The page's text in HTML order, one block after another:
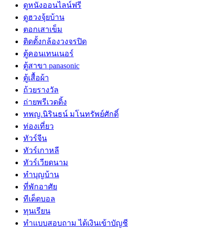
ดูหนังออนไลน์ฟรี
ดูฮวงจุ้ยบ้าน
ตอกเสาเข็ม
ติดตั้งกล้องวงจรปิด
ตู้คอนเทนเนอร์
ตู้สาขา panasonic
ตู้เสื้อผ้า
ถ้วยรางวัล
ถ่ายพรีเวดดิ้ง
ทพญ.นิรินธน์ มโนทรัพย์ศักดิ์
ท่องเที่ยว
ทัวร์จีน
ทัวร์เกาหลี
ทัวร์เวียดนาม
ทำบุญบ้าน
ที่พักอาศัย
ทีเด็ดบอล
ทุนเรียน
ทําแบบสอบถาม ได้เงินเข้าบัญชี